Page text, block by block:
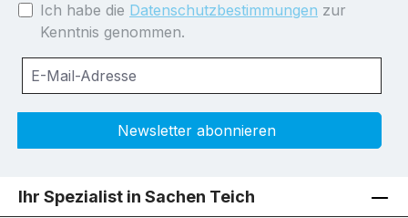
Ich habe die Datenschutzbestimmungen zur
Kenntnis genommen.
Newsletter abonnieren
Ihr Spezialist in Sachen Teich